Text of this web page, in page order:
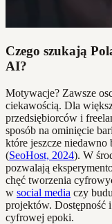
Czego szukają
AI?
Motywacje? Zawsze
ciekawością. Dla
przedsiębiorców i
sposób na ominięcie
które jeszcze niedawno
(SeoHost, 2024). W
pozwalają
chęć tworzenia
w social media czy
projektów. Dostępność
cyfrowej epoki.